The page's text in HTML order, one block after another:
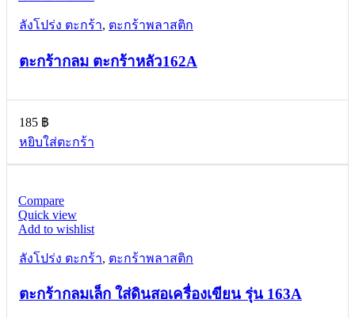
ลังโปร่ง ตะกร้า, ตะกร้าพลาสติก
ตะกร้ากลม ตะกร้าหลัว162A
185 ฿
หยิบใส่ตะกร้า
Compare
Quick view
Add to wishlist
ลังโปร่ง ตะกร้า, ตะกร้าพลาสติก
ตะกร้ากลมเล็ก ใส่ดินสอเครื่องเขียน รุ่น 163A